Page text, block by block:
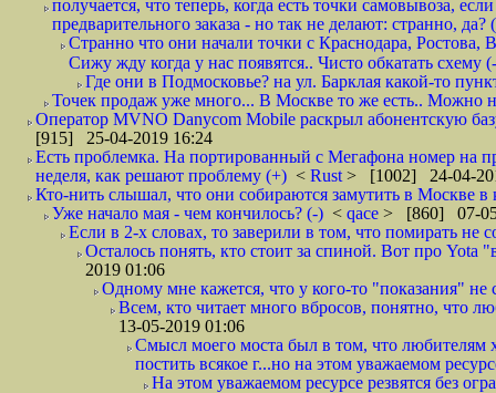
получается, что теперь, когда есть точки самовывоза,
предварительного заказа - но так не делают: странно, да?
Странно что они начали точки с Краснодара,
Сижу жду когда у нас появятся.. Чисто обкатать схему
Где они в Подмосковье? на ул. Барклая какой-то
Точек продаж уже много... В Москве то же есть.. Можно
Оператор MVNO Danycom Mobile раскрыл абонентскую
[915] 25-04-2019 16:24
Есть проблемка. На портированный с Мегафона номер на
неделя, как решают проблему (+) < Rust > [1002] 24-04-
Кто-нить слышал, что они собираются замутить в Москве в
Уже начало мая - чем кончилось? (-) < qace > [860] 07-
Если в 2-х словах, то заверили в том, что помирать не
Осталось понять, кто стоит за спиной. Вот про Yota
2019 01:06
Одному мне кажется, что у кого-то "показания" не
Всем, кто читает много вбросов, понятно, что
13-05-2019 01:06
Смысл моего моста был в том, что любителям
постить всякое г...но на этом уважаемом
На этом уважаемом ресурсе резвятся без